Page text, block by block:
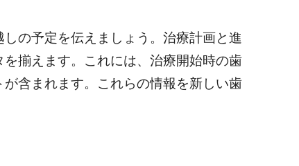
の予定を伝えましょう。治療計画と進
揃えます。これには、治療開始時の歯
含まれます。これらの情報を新しい歯